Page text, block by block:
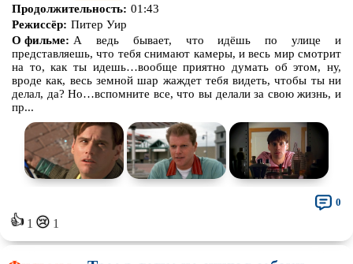
Продолжительность: 01:43
Режиссёр: Питер Уир
О фильме: А ведь бывает, что идёшь по улице и
представляешь, что тебя снимают камеры, и весь мир смотрит
на то, как ты идешь…вообще приятно думать об этом, ну,
вроде как, весь земной шар жаждет тебя видеть, чтобы ты ни
делал, да? Но…вспомните все, что вы делали за свою жизнь, и
пр...
👍 1 😢 1
0